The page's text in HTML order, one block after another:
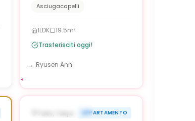
Asciugacapelli
1LDK
19.5m²
Trasferisciti oggi!
Ryusen Ann
DISPONIBILE ORA
‹ ›
Taito, Tokyo APPARTAMENTO